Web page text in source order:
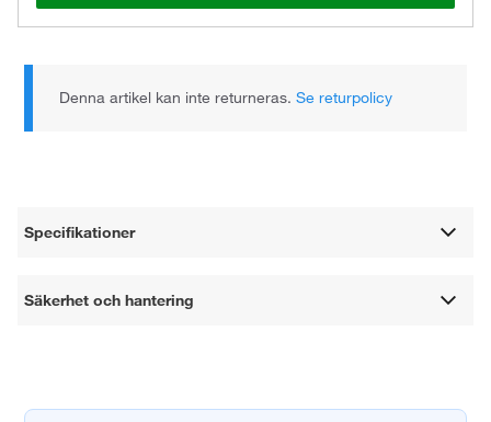
Denna artikel kan inte returneras.Se returpolicy
Specifikationer
Säkerhet och hantering